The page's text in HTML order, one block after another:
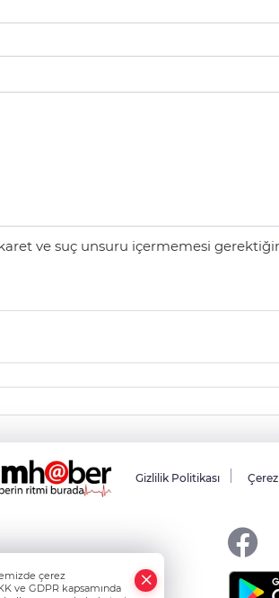
ve suç unsuru içermemesi
Gizlilik Politikası
çerez
ve GDPR kapsamında